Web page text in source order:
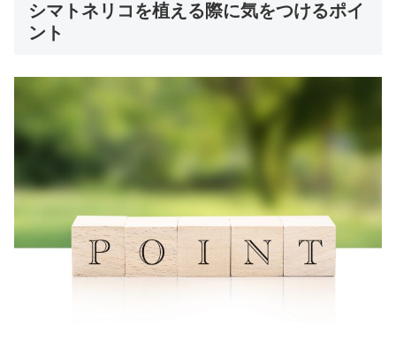
シマトネリコを植える際に気をつけるポイ
ント